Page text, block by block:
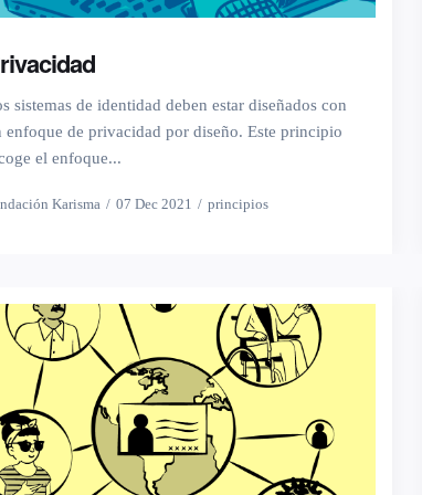
sistemas de identidad deben estar diseñados con
enfoque de privacidad por diseño. Este principio
el enfoque...
Karisma 07 Dec 2021 principios